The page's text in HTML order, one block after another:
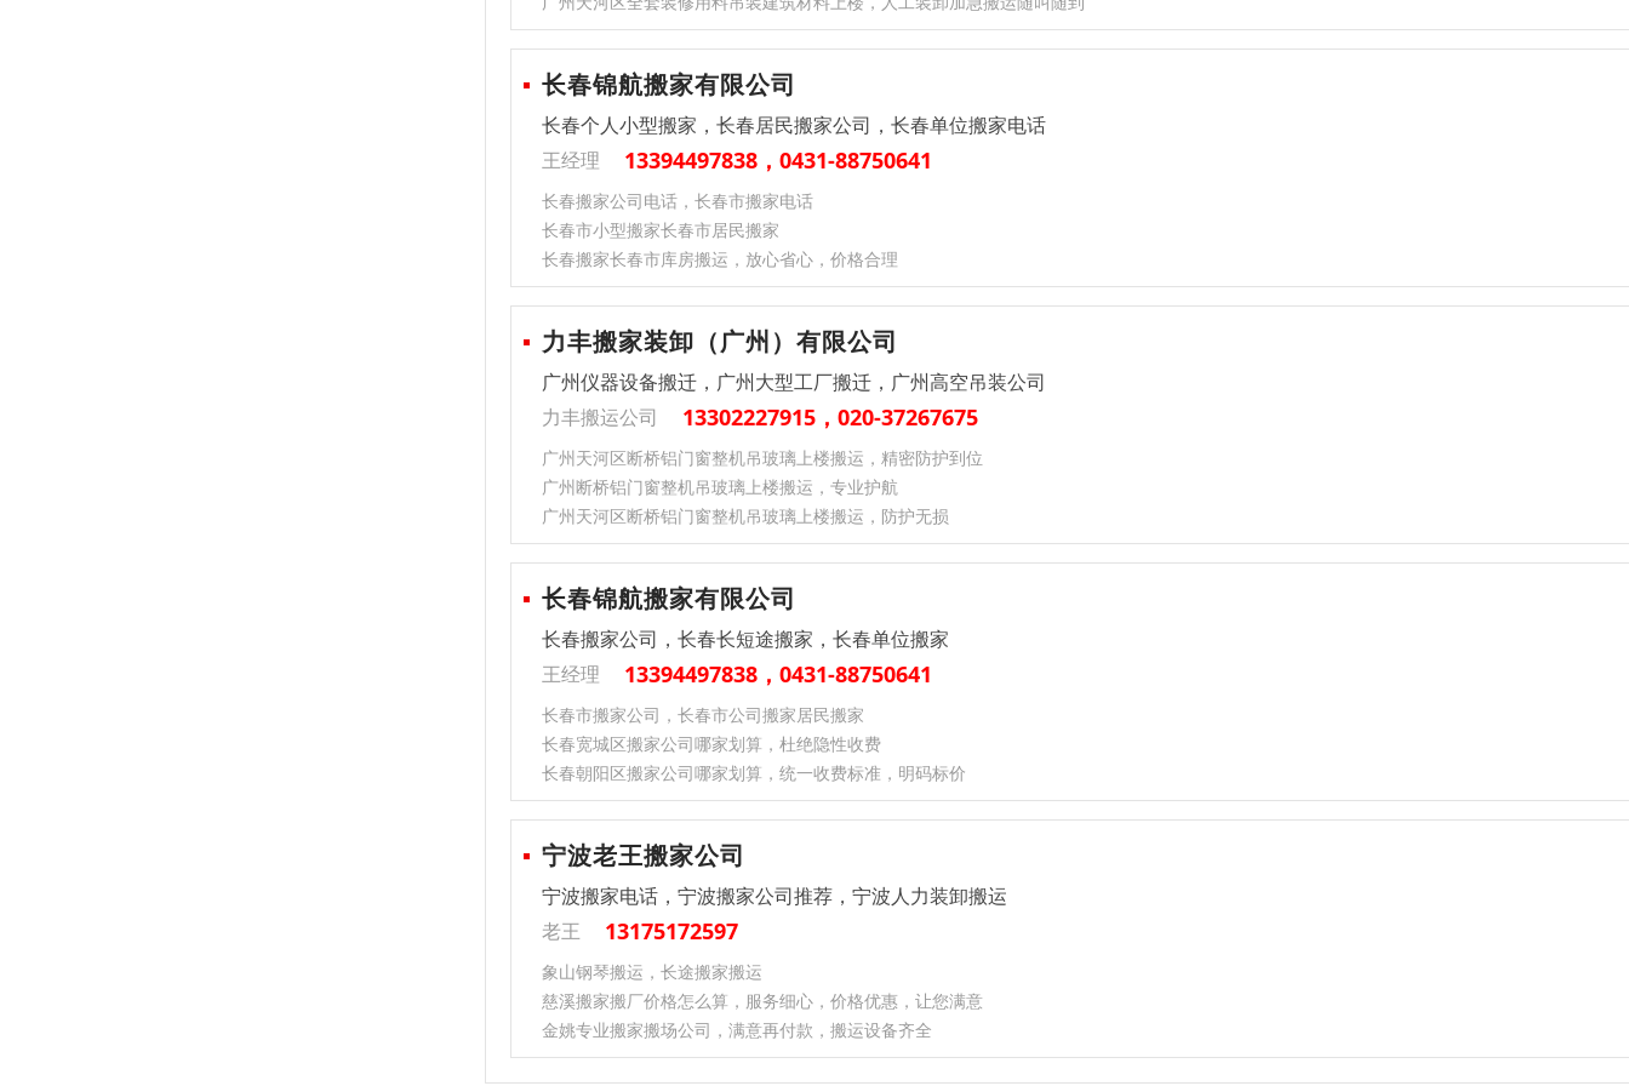
长春锦航搬家有限公司
长春个人小型搬家，长春居民搬家公司，长春单位搬家电话
王经理
13394497838，0431-88750641
长春搬家公司电话，长春市搬家电话
长春市小型搬家长春市居民搬家
长春搬家长春市库房搬运，放心省心，价格合理
力丰搬家装卸（广州）有限公司
广州仪器设备搬迁，广州大型工厂搬迁，广州高空吊装公司
力丰搬运公司
13302227915，020-37267675
广州天河区断桥铝门窗整机吊玻璃上楼搬运，精密防护到位​
广州断桥铝门窗整机吊玻璃上楼搬运，专业护航​
广州天河区断桥铝门窗整机吊玻璃上楼搬运，防护无损​
长春锦航搬家有限公司
长春搬家公司，长春长短途搬家，长春单位搬家
王经理
13394497838，0431-88750641
长春市搬家公司，长春市公司搬家居民搬家
长春宽城区搬家公司哪家划算，杜绝隐性收费
长春朝阳区搬家公司哪家划算，统一收费标准，明码标价
宁波老王搬家公司
宁波搬家电话，宁波搬家公司推荐，宁波人力装卸搬运
老王
13175172597
象山钢琴搬运，长途搬家搬运
慈溪搬家搬厂价格怎么算，服务细心，价格优惠，让您满意
金姚专业搬家搬场公司，满意再付款，搬运设备齐全